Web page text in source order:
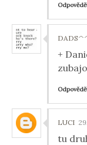
+
LUCI
tu